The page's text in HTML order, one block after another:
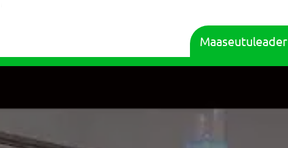
Maaseutuleader